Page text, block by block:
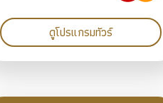
ดูโปรแกรมทัวร์